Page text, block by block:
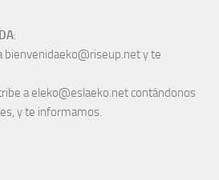
:
bienvenidaeko@riseup.net y te
a eleko@eslaeko.net contándonos
y te informamos.